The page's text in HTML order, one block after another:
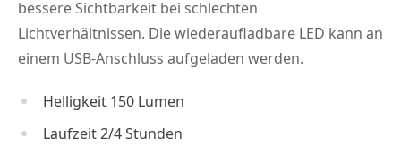
bessere Sichtbarkeit bei schlechten
Lichtverhältnissen. Die wiederaufladbare LED kann an
einem USB-Anschluss aufgeladen werden.
Helligkeit 150 Lumen
Laufzeit 2/4 Stunden